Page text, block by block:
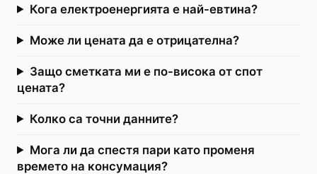
Кога електроенергията е най-евтина?
Може ли цената да е отрицателна?
Защо сметката ми е по-висока от спот
цената?
Колко са точни данните?
Мога ли да спестя пари като променя
времето на консумация?